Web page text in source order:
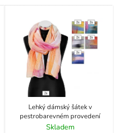
Lehký dámský šátek v
pestrobarevném provedení
Skladem